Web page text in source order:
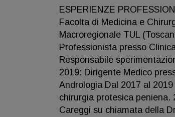
ESPERIENZE
Facolta di Medicina e
Macroregionale TUL
Professionista presso
Responsabile
2019: Dirigente Medico
Andrologia Dal 2017 al
chirurgia protesica peniena.
Careggi su chiamata della